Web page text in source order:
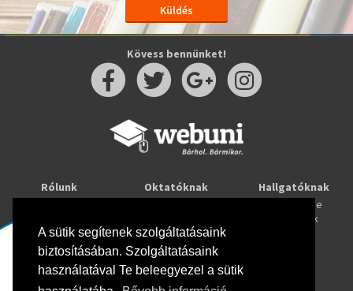
A sütik segítenek szolgáltatásaink
biztosításában. Szolgáltatásaink
használatával Te beleegyezel a sütik
Kövess bennünket!
Rólunk
Oktatóknak
Webuni Stúdió
Hallgatóknak
Tanulj online
Képzések
Info
Adatkezelési tájékoztató
ÁSZF